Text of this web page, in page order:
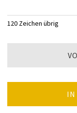
120 Zeichen übrig
IN